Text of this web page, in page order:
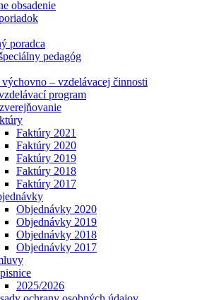
obsadenie
poradca
pedagóg
výchovno – vzdelávacej činnosti
program
Faktúry 2021
Faktúry 2020
Faktúry 2019
Faktúry 2018
Faktúry 2017
Objednávky 2020
Objednávky 2019
Objednávky 2018
Objednávky 2017
2025/2026